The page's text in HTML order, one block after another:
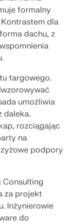
i
swoją
formalny
Kontrastem dla
dachu, z
targowego.
umożliwia
daleka.
rozciągając
na
podpory
Consulting
za projekt
Inżynierowie
do